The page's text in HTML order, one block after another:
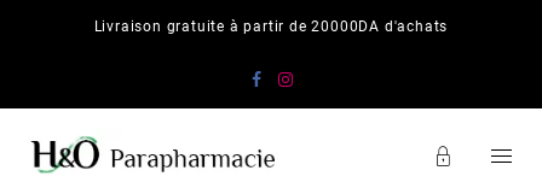
Livraison gratuite à partir de 20000DA d'achats